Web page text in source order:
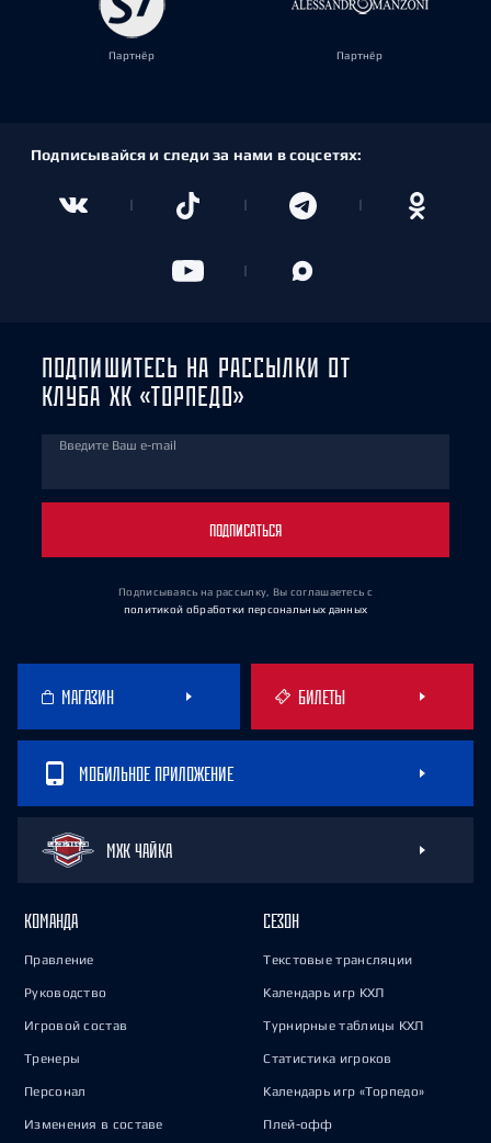
Партнёр Партнёр
Подписывайся и следи за нами в соцсетях:
ПОДПИШИТЕСЬ НА РАССЫЛКИ ОТ
КЛУБА ХК «ТОРПЕДО»
Введите Ваш e-mail
ПОДПИСАТЬСЯ
Подписываясь на рассылку, Вы соглашаетесь с
политикой обработки персональных данных
МАГАЗИН БИЛЕТЫ
МОБИЛЬНОЕ ПРИЛОЖЕНИЕ
МХК ЧАЙКА
КОМАНДА
Правление
Руководство
Игровой состав
Тренеры
Персонал
Изменения в составе
СЕЗОН
Текстовые трансляции
Календарь игр КХЛ
Турнирные таблицы КХЛ
Статистика игроков
Календарь игр «Торпедо»
Плей-офф